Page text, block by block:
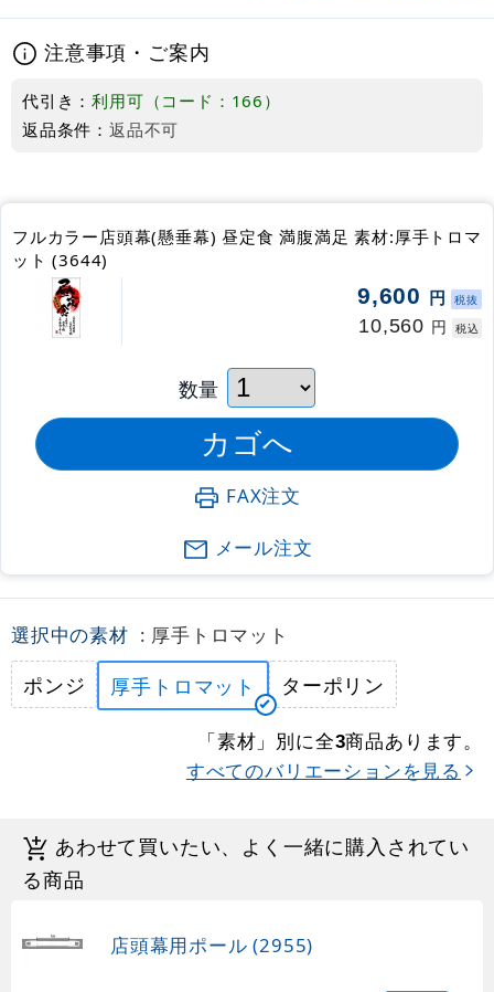
注意事項・ご案内
代引き：利用可（コード：166）
返品条件： 返品不可
フルカラー店頭幕(懸垂幕) 昼定食 満腹満足 素材:厚手トロマ
ット (3644)
9,600 円 税抜
10,560 円 税込
数量
FAX注文
メール注文
選択中の素材 : 厚手トロマット
ポンジ 厚手トロマット ターポリン
「素材」別に全3商品あります。
すべてのバリエーションを見る
あわせて買いたい、よく一緒に購入されてい
る商品
店頭幕用ポール (2955)